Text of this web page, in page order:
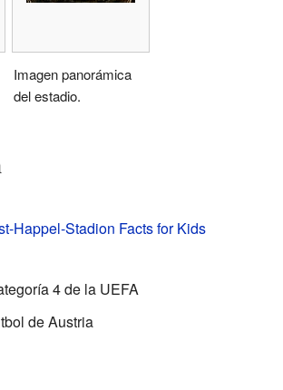
Imagen panorámica
del estadio.
Happel-Stadion Facts for Kids
4 de la UEFA
de Austria